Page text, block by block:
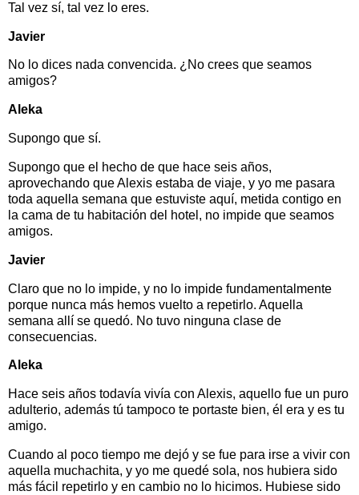
Tal vez sí, tal vez lo eres.
Javier
No lo dices nada convencida. ¿No crees que seamos
amigos?
Aleka
Supongo que sí.
Supongo que el hecho de que hace seis años,
aprovechando que Alexis estaba de viaje, y yo me pasara
toda aquella semana que estuviste aquí, metida contigo en
la cama de tu habitación del hotel, no impide que seamos
amigos.
Javier
Claro que no lo impide, y no lo impide fundamentalmente
porque nunca más hemos vuelto a repetirlo. Aquella
semana allí se quedó. No tuvo ninguna clase de
consecuencias.
Aleka
Hace seis años todavía vivía con Alexis, aquello fue un puro
adulterio, además tú tampoco te portaste bien, él era y es tu
amigo.
Cuando al poco tiempo me dejó y se fue para irse a vivir con
aquella muchachita, y yo me quedé sola, nos hubiera sido
más fácil repetirlo y en cambio no lo hicimos. Hubiese sido